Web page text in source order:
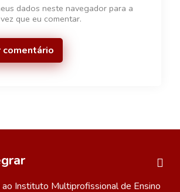
dados neste navegador para a
que eu comentar.
ao Instituto Multiprofissional de Ensino